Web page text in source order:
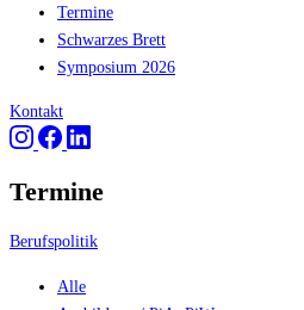
Termine
Schwarzes Brett
Symposium 2026
Kontakt
Termine
Berufspolitik
Alle